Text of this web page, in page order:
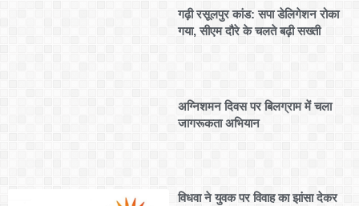
गढ़ी रसूलपुर कांड: सपा डेलिगेशन रोका
गया, सीएम दौरे के चलते बढ़ी सख्ती
अग्निशमन दिवस पर बिलग्राम में चला
जागरूकता अभियान
विधवा ने युवक पर विवाह का झांसा देकर